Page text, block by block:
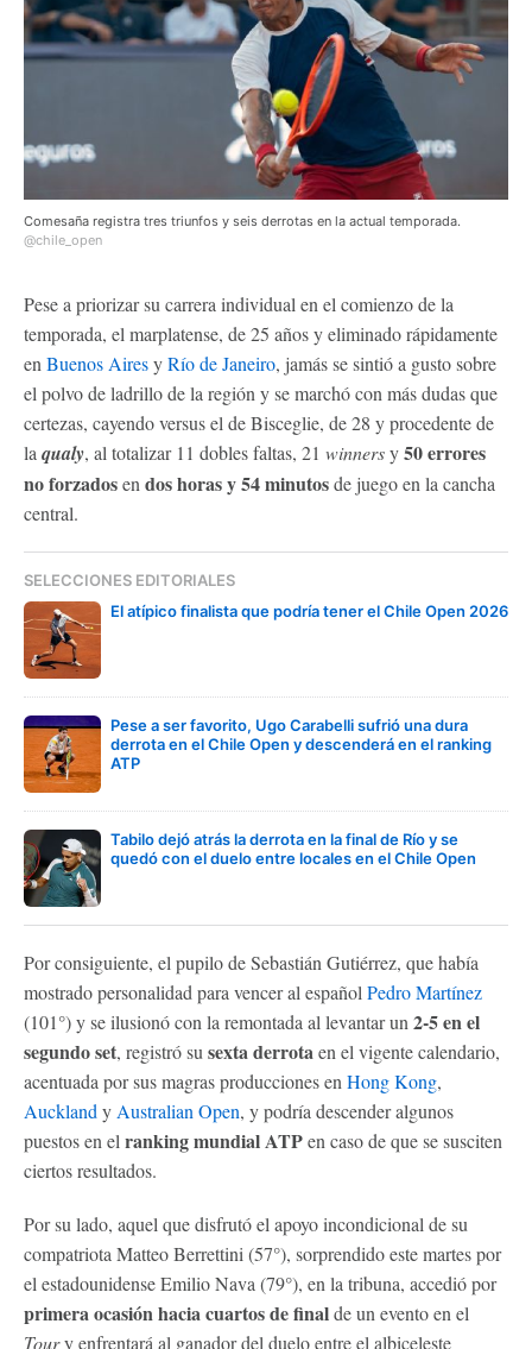
Comesaña registra tres triunfos y seis derrotas en la actual temporada.
@chile_open
Pese a priorizar su carrera individual en el comienzo de la
temporada, el marplatense, de 25 años y eliminado rápidamente
en Buenos AiresyRío de Janeiro, jamás se sintió a gusto sobre
el polvo de ladrillo de la región y se marchó con más dudas que
certezas, cayendo versus el de Bisceglie, de 28 y procedente de
la qualy, al totalizar 11 dobles faltas, 21 winnersy50 errores
no forzadosen dos horas y 54 minutosde juego en la cancha
central.
SELECCIONES EDITORIALES
El atípico finalista que podría tener el Chile Open 2026
Pese a ser favorito, Ugo Carabelli sufrió una dura
derrota en el Chile Open y descenderá en el ranking
ATP
Tabilo dejó atrás la derrota en la final de Río y se
quedó con el duelo entre locales en el Chile Open
Por consiguiente, el pupilo de Sebastián Gutiérrez, que había
mostrado personalidad para vencer al español Pedro Martínez
(101°) y se ilusionó con la remontada al levantar un 2-5 en el
segundo set, registró su sexta derrotaen el vigente calendario,
acentuada por sus magras producciones en Hong Kong,
Auckland y Australian Open, y podría descender algunos
puestos en el ranking mundial ATPen caso de que se susciten
ciertos resultados.
Por su lado, aquel que disfrutó el apoyo incondicional de su
compatriota Matteo Berrettini (57°), sorprendido este martes por
el estadounidense Emilio Nava (79°), en la tribuna, accedió por
primera ocasión hacia cuartos de finalde un evento en el
Toury enfrentará al ganador del duelo entre el albiceleste